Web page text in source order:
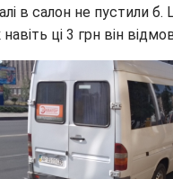
в салон не пустили
ці 3 грн він